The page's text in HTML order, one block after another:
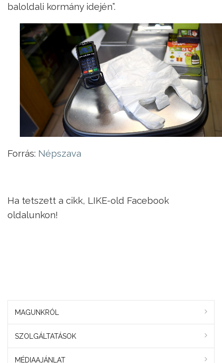
baloldali kormány idején”.
Forrás: Népszava
Ha tetszett a cikk, LIKE-old Facebook
oldalunkon!
MAGUNKRÓL
SZOLGÁLTATÁSOK
MÉDIAAJÁNLAT